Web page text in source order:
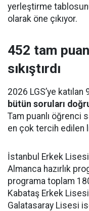
yerleştirme
olarak öne çıkıyor.
452 tam
sıkıştırdı
2026 LGS’ye
bütün soruları
Tam puanlı öğrenci
en çok tercih edilen
İstanbul Erkek
Almanca hazırlık
programa toplam
Kabataş Erkek
Galatasaray Lisesi